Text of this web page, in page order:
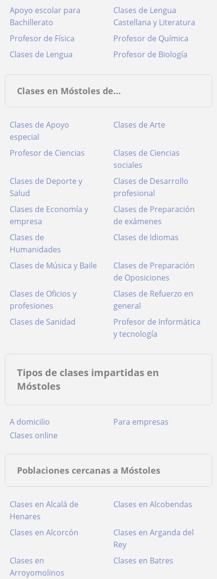
Apoyo escolar para
Bachillerato
Clases de Lengua
Castellana y Literatura
Profesor de Física
Profesor de Química
Clases de Lengua
Profesor de Biología
Clases en Móstoles de…
Clases de Apoyo
especial
Clases de Arte
Profesor de Ciencias
Clases de Ciencias
sociales
Clases de Deporte y
Salud
Clases de Desarrollo
profesional
Clases de Economía y
empresa
Clases de Preparación
de exámenes
Clases de
Humanidades
Clases de Idiomas
Clases de Música y Baile
Clases de Preparación
de Oposiciones
Clases de Oficios y
profesiones
Clases de Refuerzo en
general
Clases de Sanidad
Profesor de Informática
y tecnología
Tipos de clases impartidas en
Móstoles
a domicilio
para empresas
clases online
Poblaciones cercanas a Móstoles
Clases en Alcalá de
Henares
Clases en Alcobendas
Clases en Alcorcón
Clases en Arganda del
Rey
Clases en
Arroyomolinos
Clases en Batres